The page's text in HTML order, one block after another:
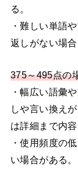
る。
・難しい単語
返しがない場
375～495点の
・幅広い語彙
しや言い換え
は詳細まで内
・使用頻度の
い場合がある。